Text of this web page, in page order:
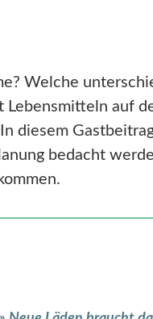
Welche
auf
diesem
bedacht